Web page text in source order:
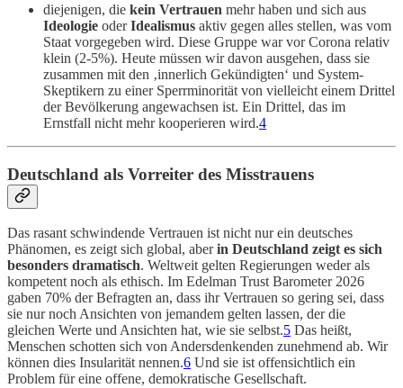
diejenigen, die kein Vertrauen mehr haben und sich aus
Ideologie oderIdealismus aktiv gegen alles stellen, was vom
Staat vorgegeben wird. Diese Gruppe war vor Corona relativ
klein (2-5%). Heute müssen wir davon ausgehen, dass sie
zusammen mit den ‚innerlich Gekündigten‘ und System-
Skeptikern zu einer Sperrminorität von vielleicht einem Drittel
der Bevölkerung angewachsen ist. Ein Drittel, das im
Ernstfall nicht mehr kooperieren wird.4
Deutschland als Vorreiter des Misstrauens
Das rasant schwindende Vertrauen ist nicht nur ein deutsches
Phänomen, es zeigt sich global, aberin Deutschland zeigt es sich
besonders dramatisch. Weltweit gelten Regierungen weder als
kompetent noch als ethisch. Im Edelman Trust Barometer 2026
gaben 70% der Befragten an, dass ihr Vertrauen so gering sei, dass
sie nur noch Ansichten von jemandem gelten lassen, der die
gleichen Werte und Ansichten hat, wie sie selbst.5 Das heißt,
Menschen schotten sich von Andersdenkenden zunehmend ab. Wir
können dies Insularität nennen.6 Und sie ist offensichtlich ein
Problem für eine offene, demokratische Gesellschaft.